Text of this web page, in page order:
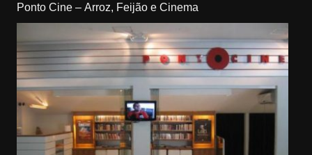
Ponto Cine – Arroz, Feijão e Cinema